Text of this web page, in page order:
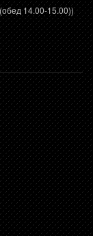
14.00-15.00))